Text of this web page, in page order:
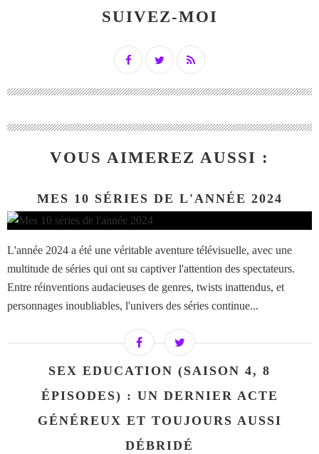
SUIVEZ-MOI
VOUS AIMEREZ AUSSI :
MES 10 SÉRIES DE L'ANNÉE 2024
L'année 2024 a été une véritable aventure télévisuelle, avec une
multitude de séries qui ont su captiver l'attention des spectateurs.
Entre réinventions audacieuses de genres, twists inattendus, et
personnages inoubliables, l'univers des séries continue...
SEX EDUCATION (SAISON 4, 8
ÉPISODES) : UN DERNIER ACTE
GÉNÉREUX ET TOUJOURS AUSSI
DÉBRIDÉ